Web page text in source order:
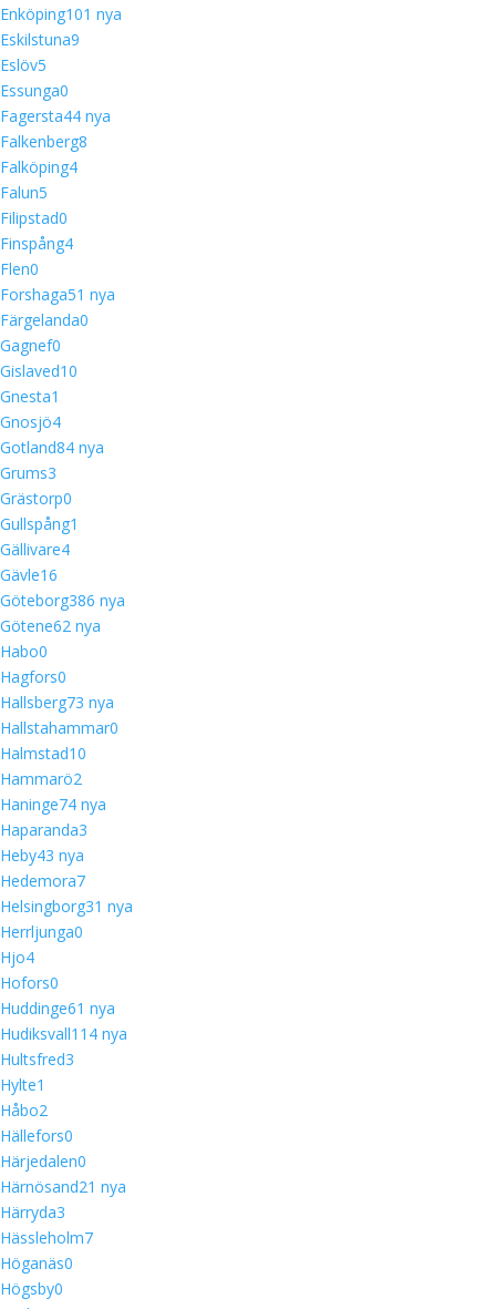
Enköping101 nya
Eskilstuna9
Eslöv5
Essunga0
Fagersta44 nya
Falkenberg8
Falköping4
Falun5
Filipstad0
Finspång4
Flen0
Forshaga51 nya
Färgelanda0
Gagnef0
Gislaved10
Gnesta1
Gnosjö4
Gotland84 nya
Grums3
Grästorp0
Gullspång1
Gällivare4
Gävle16
Göteborg386 nya
Götene62 nya
Habo0
Hagfors0
Hallsberg73 nya
Hallstahammar0
Halmstad10
Hammarö2
Haninge74 nya
Haparanda3
Heby43 nya
Hedemora7
Helsingborg31 nya
Herrljunga0
Hjo4
Hofors0
Huddinge61 nya
Hudiksvall11 4 nya
Hultsfred3
Hylte1
Håbo2
Hällefors0
Härjedalen0
Härnösand21 nya
Härryda3
Hässleholm7
Höganäs0
Högsby0